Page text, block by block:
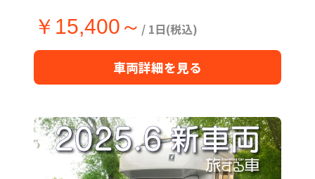
￥15,400～ / 1日(税込)
車両詳細を見る